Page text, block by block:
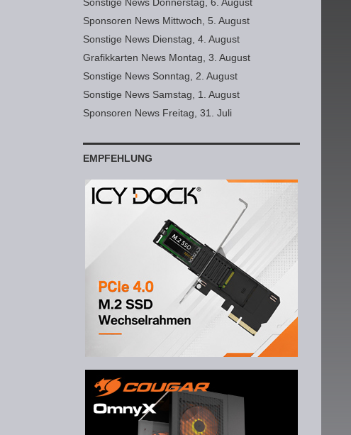
Sponsoren News Mittwoch, 5. August
Sonstige News Dienstag, 4. August
Grafikkarten News Montag, 3. August
Sonstige News Sonntag, 2. August
Sonstige News Samstag, 1. August
Sponsoren News Freitag, 31. Juli
EMPFEHLUNG